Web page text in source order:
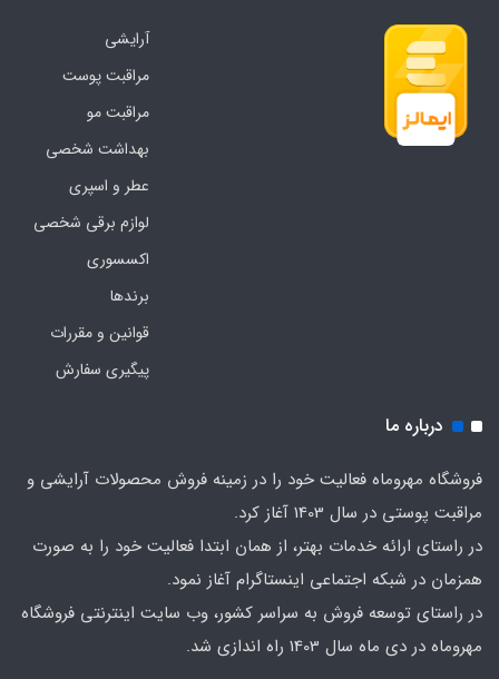
آرایشی
مراقبت پوست
مراقبت مو
بهداشت شخصی
عطر و اسپری
لوازم برقی شخصی
اکسسوری
برندها
قوانین و مقررات
پیگیری سفارش
درباره ما
فروشگاه مهروماه فعالیت خود را در زمینه فروش محصولات آرایشی و
مراقبت پوستی در سال 1403 آغاز کرد.
در راستای ارائه خدمات بهتر، از همان ابتدا فعالیت خود را به صورت
همزمان در شبکه اجتماعی اینستاگرام آغاز نمود.
در راستای توسعه فروش به سراسر کشور، وب سایت اینترنتی فروشگاه
مهروماه در دی ماه سال 1403 راه اندازی شد.